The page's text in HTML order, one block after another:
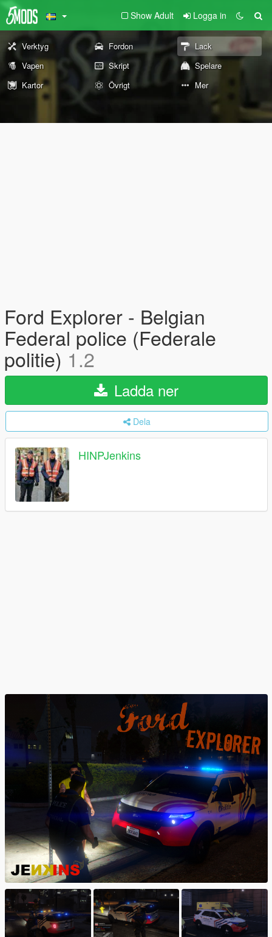
Show Adult Logga in
Verktyg Fordon
Lack
Vapen
Skript
Spelare
Kartor
Övrigt Mer
Ford Explorer - Belgian
Federal police (Federale
politie) 1.2
Ladda ner
Dela
HINPJenkins